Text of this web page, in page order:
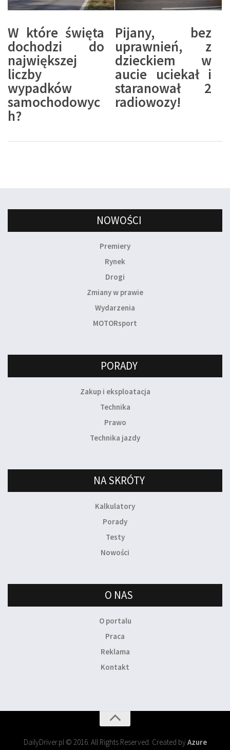
W które święta
dochodzi do
największej
liczby
wypadków
samochodowyc
h?
Pijany, bez
uprawnień, z
dzieckiem w
aucie uciekał i
staranował 2
radiowozy!
NOWOŚCI
Premiery
Rynek
Drogi
Zmiany w prawie
Wydarzenia
MOTORsport
PORADY
Zakup i eksploatacja
Technika
Prawo
Technika jazdy
NA SKRÓTY
Kalkulatory
Porady
Testy
Nowości
O NAS
O portalu
Praca
Reklama
Kontakt
DailyDriver.pl © 2016. All Rights Reserved. Created byAzure